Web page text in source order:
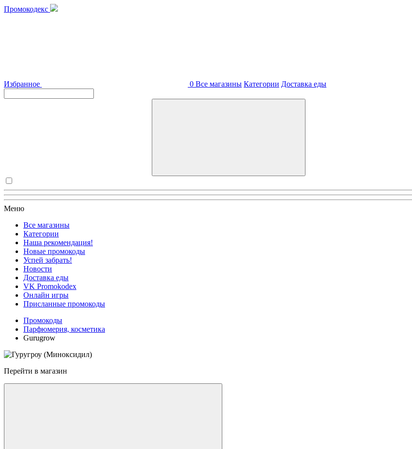
Промокодекс
Избранное 0 Все магазины Категории Доставка еды
Меню
Все магазины
Категории
Наша рекомендация!
Новые промокоды
Успей забрать!
Новости
Доставка еды
VK Promokodex
Онлайн игры
Присланные промокоды
Промокоды
Парфюмерия, косметика
Gurugrow
Перейти в магазин